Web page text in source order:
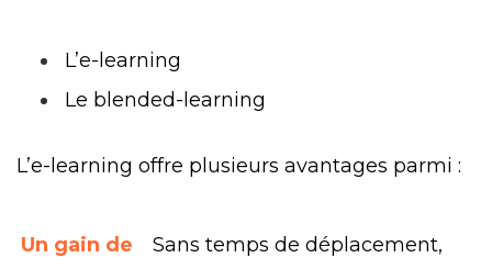
L’e-learning
Le blended-learning
L’e-learning offre plusieurs avantages parmi :
Un gain de
Sans temps de déplacement,